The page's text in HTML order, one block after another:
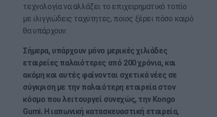
τεχνολογία να αλλάζει το επιχειρηματικό τοπίο
με ιλιγγιώδεις ταχύτητες, ποιος ξέρει πόσο καιρό
θα υπάρχουν.
Σήμερα, υπάρχουν μόνο μερικές χιλιάδες
εταιρείες παλαιότερες από 200 χρόνια, και
ακόμη και αυτές φαίνονται σχετικά νέες σε
σύγκριση με την παλαιότερη εταιρεία στον
κόσμο που λειτουργεί συνεχώς, την Kongo
Gumi. Η ιαπωνική κατασκευαστική εταιρεία,